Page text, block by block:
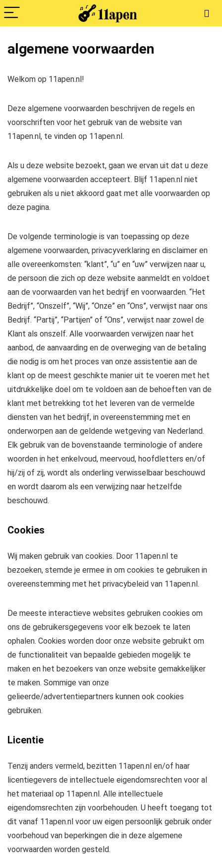
algemene voorwaarden
Welkom op 11apen.nl!
Deze algemene voorwaarden beschrijven de regels en
voorschriften voor het gebruik van de website van
11apen.nl, te vinden op 11apen.nl.
Als u deze website bezoekt, gaan we ervan uit dat u deze
algemene voorwaarden accepteert. Blijf 11apen.nl niet
gebruiken als u niet akkoord gaat met alle voorwaarden op
deze pagina.
De volgende terminologie is van toepassing op deze
algemene voorwaarden, privacyverklaring en disclaimer en
alle overeenkomsten: “klant”, “u” en “uw” verwijzen naar u,
de persoon die zich op deze website aanmeldt en voldoet
aan de voorwaarden van het bedrijf en voorwaarden. “Het
Bedrijf”, “Onszelf”, “Wij”, “Onze” en “Ons”, verwijst naar ons
Bedrijf. “Partij”, “Partijen” of “Ons”, verwijst naar zowel de
Klant als onszelf. Alle voorwaarden verwijzen naar het
aanbod, de aanvaarding en de overweging van de betaling
die nodig is om het proces van onze assistentie aan de
klant op de meest geschikte manier uit te voeren met het
uitdrukkelijke doel om te voldoen aan de behoeften van de
klant met betrekking tot het leveren van de vermelde
diensten van het bedrijf, in overeenstemming met en
onderworpen aan de geldende wetgeving van Nederland.
Elk gebruik van de bovenstaande terminologie of andere
woorden in het enkelvoud, meervoud, hoofdletters en/of
hij/zij of zij, wordt als onderling verwisselbaar beschouwd
en wordt daarom als een verwijzing naar hetzelfde
beschouwd.
Cookies
Wij maken gebruik van cookies. Door 11apen.nl te
bezoeken, stemde je ermee in om cookies te gebruiken in
overeenstemming met het privacybeleid van 11apen.nl.
De meeste interactieve websites gebruiken cookies om
ons de gebruikersgegevens voor elk bezoek te laten
ophalen. Cookies worden door onze website gebruikt om
de functionaliteit van bepaalde gebieden mogelijk te
maken en het bezoekers van onze website gemakkelijker
te maken. Sommige van onze
gelieerde/advertentiepartners kunnen ook cookies
gebruiken.
Licentie
Tenzij anders vermeld, bezitten 11apen.nl en/of haar
licentiegevers de intellectuele eigendomsrechten voor al
het materiaal op 11apen.nl. Alle intellectuele
eigendomsrechten zijn voorbehouden. U heeft toegang tot
dit vanaf 11apen.nl voor uw eigen persoonlijk gebruik onder
voorbehoud van beperkingen die in deze algemene
voorwaarden worden gesteld.